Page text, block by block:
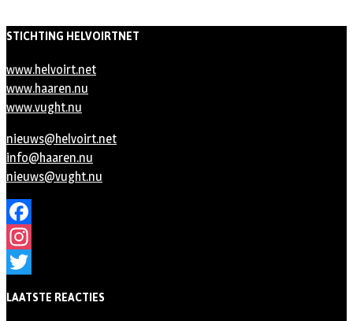
STICHTING HELVOIRTNET
www.helvoirt.net
www.haaren.nu
www.vught.nu
nieuws@helvoirt.net
info@haaren.nu
nieuws@vught.nu
Facebook
Instagram
LAATSTE REACTIES